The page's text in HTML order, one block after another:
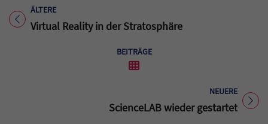
ÄLTERE
Titel für Beitrag
Virtual Reality in der Stratosphäre
BEITRÄGE
NEUERE
Titel für Beitrag
ScienceLAB wieder gestartet